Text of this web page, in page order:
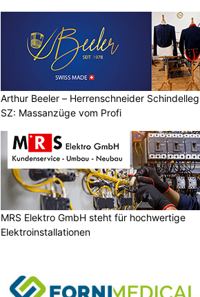
Arthur Beeler – Herrenschneider
SZ: Massanzüge vom Profi
MRS Elektro GmbH steht für hochwertige
Elektroinstallationen